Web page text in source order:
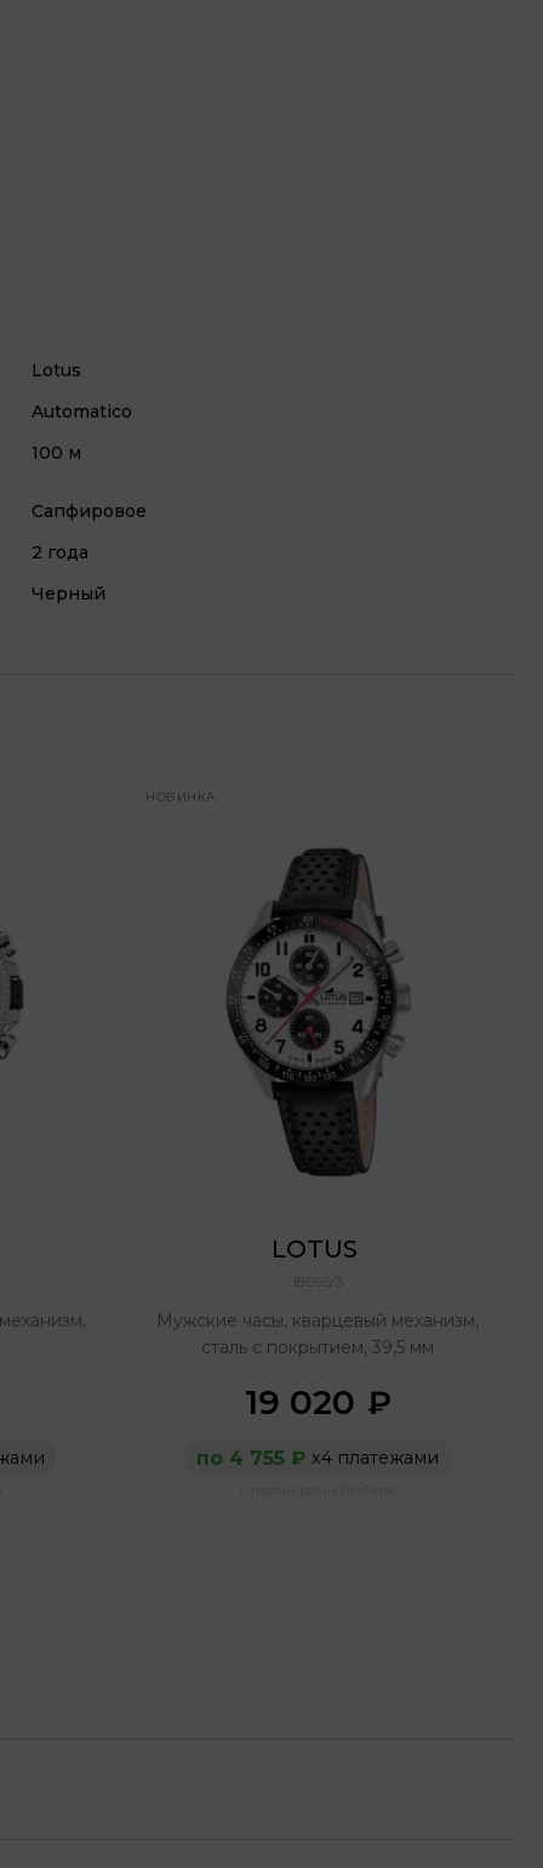
Lotus
Automatico
100 м
Сапфировое
2 года
Черный
НОВИНКА
LOTUS
18995/3
Мужские часы, кварцевый механизм,
сталь с покрытием, 39,5 мм
19 020 ₽
по 4 755 ₽ х4 платежами